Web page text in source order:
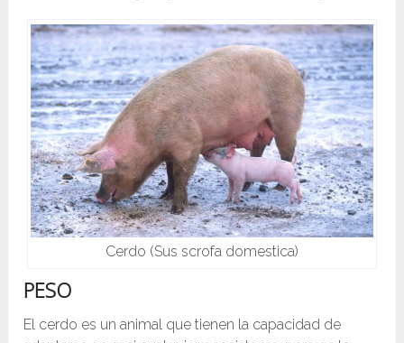
Cerdo (Sus scrofa domestica)
PESO
El cerdo es un animal que tienen la capacidad de